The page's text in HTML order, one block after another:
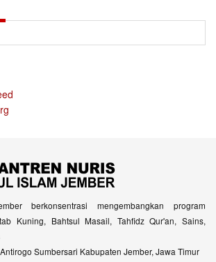
berkonsentrasi mengembangkan program
Kuning, Bahtsul Masail, Tahfidz Qur'an, Sains,
Sumbersari Kabupaten Jember, Jawa Timur